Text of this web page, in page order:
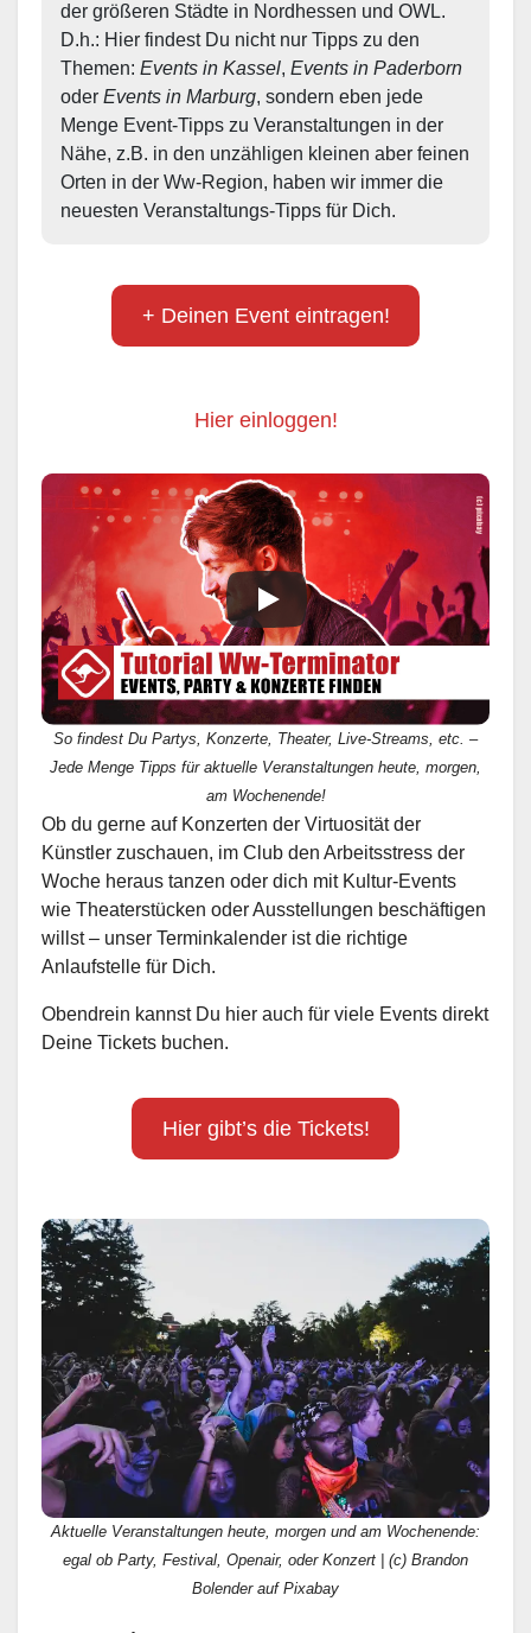
der größeren Städte in Nordhessen und OWL.
D.h.: Hier findest Du nicht nur Tipps zu den
Themen: Events in Kassel, Events in Paderborn
oder Events in Marburg, sondern eben jede
Menge Event-Tipps zu Veranstaltungen in der
Nähe, z.B. in den unzähligen kleinen aber feinen
Orten in der Ww-Region, haben wir immer die
neuesten Veranstaltungs-Tipps für Dich.
+ Deinen Event eintragen!
Hier einloggen!
So findest Du Partys, Konzerte, Theater, Live-Streams, etc. –
Jede Menge Tipps für aktuelle Veranstaltungen heute, morgen,
am Wochenende!
Ob du gerne auf Konzerten der Virtuosität der
Künstler zuschauen, im Club den Arbeitsstress der
Woche heraus tanzen oder dich mit Kultur-Events
wie Theaterstücken oder Ausstellungen beschäftigen
willst – unser Terminkalender ist die richtige
Anlaufstelle für Dich.
Obendrein kannst Du hier auch für viele Events direkt
Deine Tickets buchen.
Hier gibt’s die Tickets!
Aktuelle Veranstaltungen heute, morgen und am Wochenende:
egal ob Party, Festival, Openair, oder Konzert | (c) Brandon
Bolender auf Pixabay